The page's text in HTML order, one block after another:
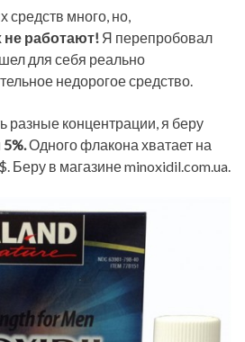
средств много, но,
работают! Я перепробовал
для себя реально
недорогое средство.
разные концентрации, я беру
Одного флакона хватает на
Беру в магазине minoxidil.com.ua.